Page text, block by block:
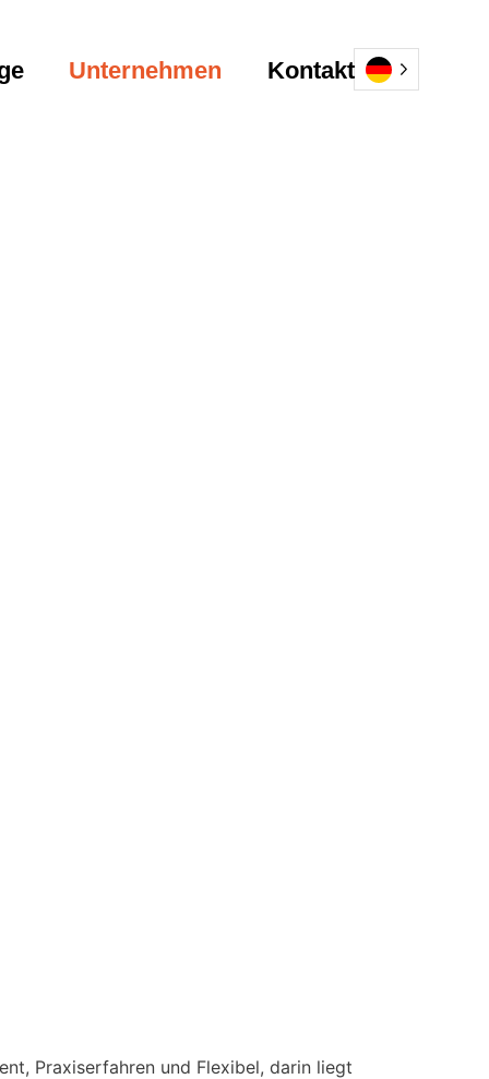
Unternehmen Kontakt
Praxiserfahren und Flexibel, darin liegt